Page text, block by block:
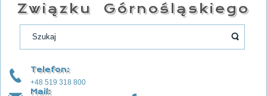
Związku Górnośląskiego
Telefon:
+48 519 318 800
Mail: